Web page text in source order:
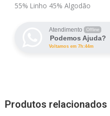
55% Linho 45% Algodão
Atendimento Offline
Podemos Ajuda?
Voltamos em 7h:44m
Produtos relacionados